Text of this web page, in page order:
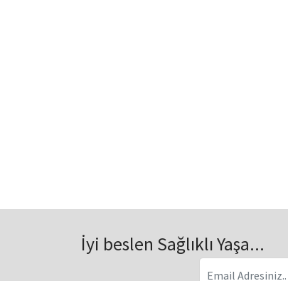
İyi beslen Sağlıklı Yaşa...